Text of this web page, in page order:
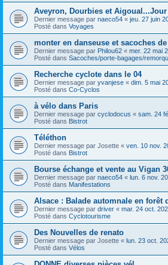
Aveyron, Dourbies et Aigoual...Jour
Dernier message par naeco54 « jeu. 27 juin
Posté dans Voyages
monter en danseuse et sacoches
Dernier message par Philou62 « mer. 22 mai
Posté dans Sacoches/porte-bagages/
Recherche cyclote dans le 04
Dernier message par yvanjese « dim. 5 mai
Posté dans Co-Cyclos
à vélo dans Paris
Dernier message par cyclodocus « sam. 24
Posté dans Bistrot
Téléthon
Dernier message par Josette « ven. 10 nov.
Posté dans Bistrot
Bourse échange et vente au Vigan
Dernier message par naeco54 « lun. 6 nov.
Posté dans Manifestations
Alsace : Balade automnale en forêt
Dernier message par driver « mar. 24 oct.
Posté dans Cyclotourisme
Des Nouvelles de renato
Dernier message par Josette « lun. 23 oct.
Posté dans Vélos